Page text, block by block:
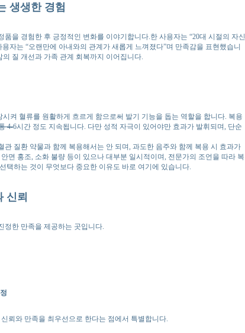
생생한 경험
품을 경험한 후 긍정적인 변화를 이야기합니다.한 사용자는 “20대 시절의 자신
자는 “오랜만에 아내와의 관계가 새롭게 느껴졌다”며 만족감을 표현했습니
질 개선과 가족 관계 회복까지 이어집니다.
시켜 혈류를 원활하게 흐르게 함으로써 발기 기능을 돕는 역할을 합니다. 복용
4-6시간 정도 지속됩니다. 다만 성적 자극이 있어야만 효과가 발휘되며, 단순
관 질환 약물과 함께 복용해서는 안 되며, 과도한 음주와 함께 복용 시 효과가
면 홍조, 소화 불량 등이 있으나 대부분 일시적이며, 전문가의 조언을 따라 복
택하는 것이 무엇보다 중요한 이유도 바로 여기에 있습니다.
신뢰
정한 만족을 제공하는 곳입니다.
뢰와 만족을 최우선으로 한다는 점에서 특별합니다.